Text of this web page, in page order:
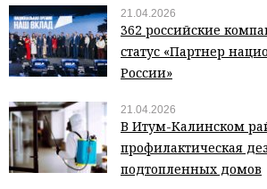
21.04.2026
362 российские
статус «Партнер
России»
21.04.2026
В Итум-Калинском
профилактическая
подтопленных домов